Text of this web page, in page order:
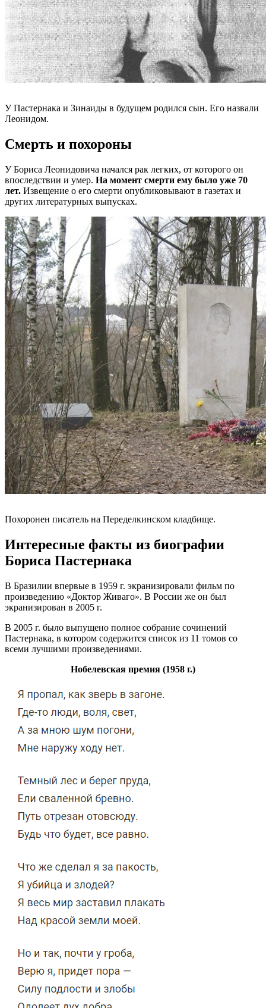
У Пастернака и Зинаиды в будущем родился сын. Его назвали
Леонидом.
Смерть и похороны
У Бориса Леонидовича начался рак легких, от которого он
впоследствии и умер. На момент смерти ему было уже 70
лет. Извещение о его смерти опубликовывают в газетах и
других литературных выпусках.
Похоронен писатель на Переделкинском кладбище.
Интересные факты из биографии
Бориса Пастернака
В Бразилии впервые в 1959 г. экранизировали фильм по
произведению «Доктор Живаго». В России же он был
экранизирован в 2005 г.
В 2005 г. было выпущено полное собрание сочинений
Пастернака, в котором содержится список из 11 томов со
всеми лучшими произведениями.
Нобелевская премия (1958 г.)